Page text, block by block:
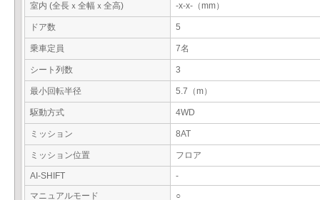
室内 (全長ｘ全幅ｘ全高) -x-x-（mm）
ドア数 5
乗車定員 7名
シート列数 3
最小回転半径 5.7（m）
駆動方式 4WD
ミッション 8AT
ミッション位置 フロア
AI-SHIFT
-
マニュアルモード
○